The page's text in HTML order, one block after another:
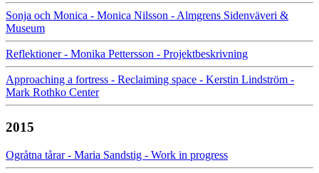
Sonja och Monica - Monica Nilsson - Almgrens Sidenväveri &
Museum
Reflektioner - Monika Pettersson - Projektbeskrivning
Approaching a fortress - Reclaiming space - Kerstin Lindström -
Mark Rothko Center
2015
Ogråtna tårar - Maria Sandstig - Work in progress